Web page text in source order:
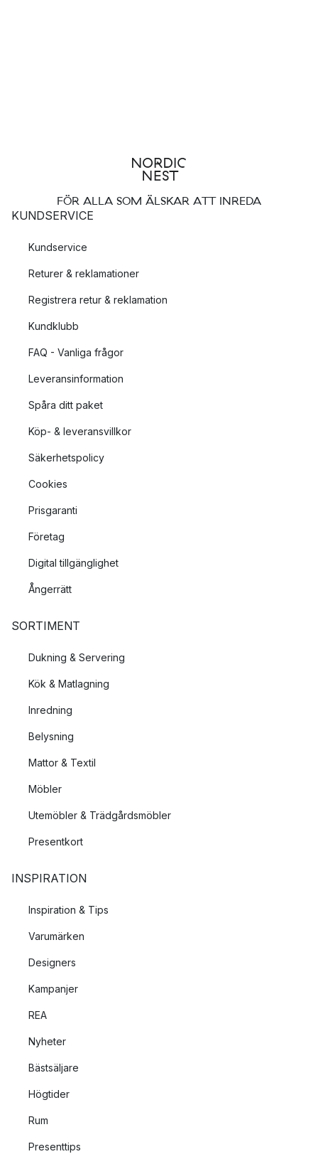
FÖR ALLA SOM ÄLSKAR ATT INREDA
KUNDSERVICE
Kundservice
Returer & reklamationer
Registrera retur & reklamation
Kundklubb
FAQ - Vanliga frågor
Leveransinformation
Spåra ditt paket
Köp- & leveransvillkor
Säkerhetspolicy
Cookies
Prisgaranti
Företag
Digital tillgänglighet
Ångerrätt
SORTIMENT
Dukning & Servering
Kök & Matlagning
Inredning
Belysning
Mattor & Textil
Möbler
Utemöbler & Trädgårdsmöbler
Presentkort
INSPIRATION
Inspiration & Tips
Varumärken
Designers
Kampanjer
REA
Nyheter
Bästsäljare
Högtider
Rum
Presenttips